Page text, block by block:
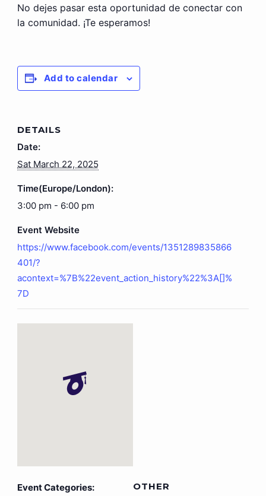
No dejes pasar esta oportunidad de conectar con
la comunidad. ¡Te esperamos!
Add to calendar
DETAILS
Date:
Sat March 22, 2025
Time(Europe/London):
3:00 pm - 6:00 pm
Event Website
https://www.facebook.com/events/1351289835866
401/?
acontext=%7B%22event_action_history%22%3A[]%
7D
Event Categories:
OTHER